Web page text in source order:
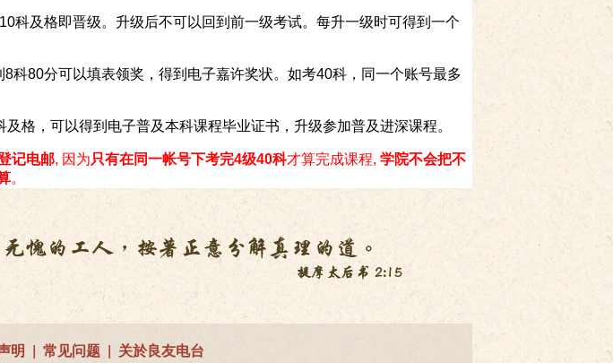
科及格即晋级。升级后不可以回到前一级考试。每升一级时可得到一个
科80分可以填表领奖，得到电子嘉许奖状。如考40科，同一个账号最多
格，可以得到电子普及本科课程毕业证书，升级参加普及进深课程。
记电邮, 因为只有在同一帐号下考完4级40科才算完成课程, 学院不会把不
。
明 | 常见问题 | 关於良友电台